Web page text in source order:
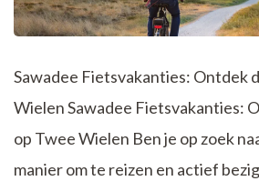
Sawadee Fietsvakanties: Ontdek
Wielen Sawadee Fietsvakanties:
op Twee Wielen Ben je op zoek
manier om te reizen en actief